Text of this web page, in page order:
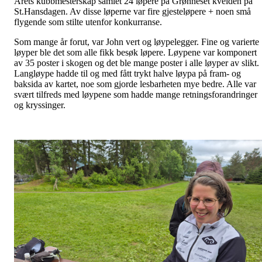
St.Hansdagen. Av disse løperne var fire gjesteløpere + noen små
flygende som stilte utenfor konkurranse.
Som mange år forut, var John vert og løypelegger. Fine og varierte
løyper ble det som alle fikk besøk løpere. Løypene var komponert
av 35 poster i skogen og det ble mange poster i alle løyper av slikt.
Langløype hadde til og med fått trykt halve løypa på fram- og
baksida av kartet, noe som gjorde lesbarheten mye bedre. Alle var
svært tilfreds med løypene som hadde mange retningsforandringer
og kryssinger.